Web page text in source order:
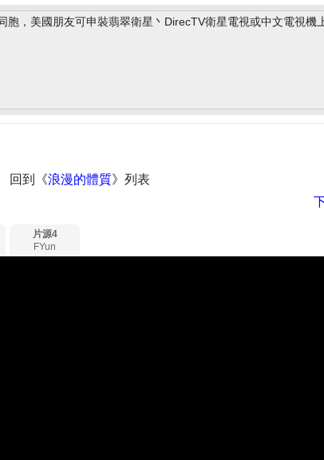
胞，美國朋友可申裝翡翠衛星丶DirecTV衛星電視或中文電視機
回到《浪漫的體質》列表
片源4
FYun